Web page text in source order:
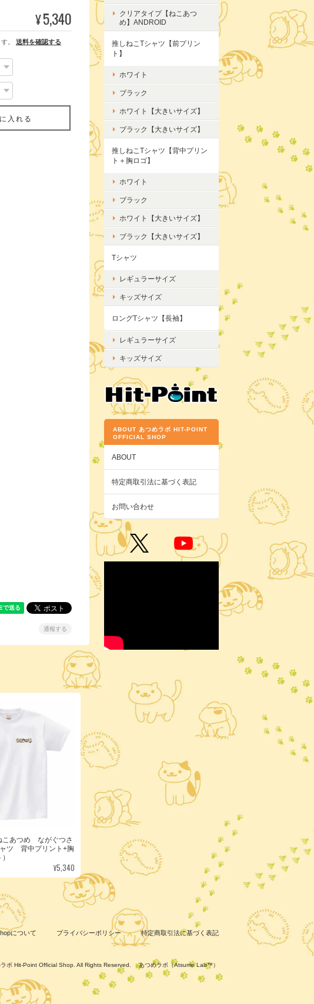
¥5,340
。 送料を確認する
入れる
通報する
こあつめ ながぐつさ
ツ 背中プリント+胸
¥5,340
クリアタイプ【ねこあつ
め】ANDROID
推しねこTシャツ【前プリン
ト】
ホワイト
ブラック
ホワイト【大きいサイズ】
ブラック【大きいサイズ】
推しねこTシャツ【背中プリン
ト＋胸ロゴ】
ホワイト
ブラック
ホワイト【大きいサイズ】
ブラック【大きいサイズ】
Tシャツ
レギュラーサイズ
キッズサイズ
ロングTシャツ【長袖】
レギュラーサイズ
キッズサイズ
ABOUT あつめラボ HIT-POINT
OFFICIAL SHOP
ABOUT
特定商取引法に基づく表記
お問い合わせ
について プライバシーポリシー 特定商取引法に基づく表記
ボ Hit-Point Official Shop. All Rights Reserved. あつめラボ（Atsume Lab™）